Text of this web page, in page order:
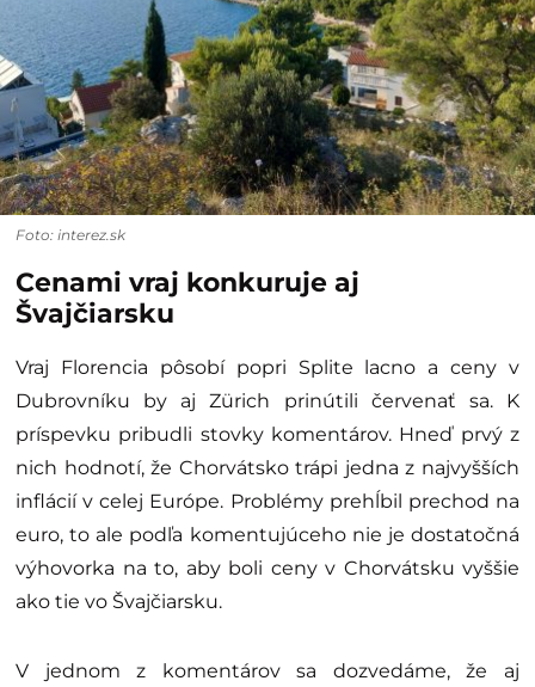
Foto: interez.sk
Cenami vraj konkuruje aj
Švajčiarsku
Vraj Florencia pôsobí popri Splite lacno a ceny v
Dubrovníku by aj Zürich prinútili červenať sa. K
príspevku pribudli stovky komentárov. Hneď prvý z
nich hodnotí, že Chorvátsko trápi jedna z najvyšších
inflácií v celej Európe. Problémy prehĺbil prechod na
euro, to ale podľa komentujúceho nie je dostatočná
výhovorka na to, aby boli ceny v Chorvátsku vyššie
ako tie vo Švajčiarsku.
V jednom z komentárov sa dozvedáme, že aj